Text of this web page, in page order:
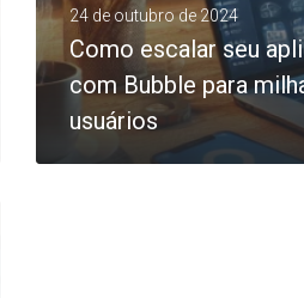
24 de outubro de 2024
Como escalar seu
com Bubble para
usuários